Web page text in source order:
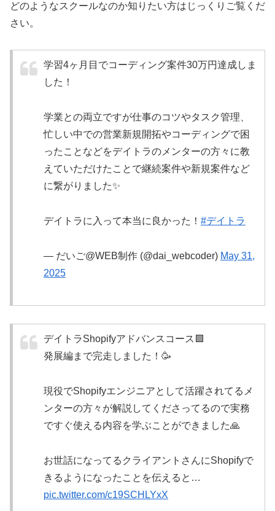
どのようなスクールなのか知りたい方はじっくりご覧くだ
さい。
学習4ヶ月目でコーディング案件30万円達成しま
した！
学業との両立ですが仕事のコツやタスク管理、
忙しい中での営業新規開拓やコーディングで困
ったことなどをデイトラのメンターの方々に教
えていただけたことで継続案件や新規案件など
に繋がりました✨
デイトラに入って本当に良かった！ #デイトラ
— だいご@WEB制作 (@dai_webcoder) May 31,
2025
デイトラShopifyアドバンスコース🟩
発展編まで完走しました！🥳
現役でShopifyエンジニアとして活躍されてるメ
ンターの方々が解説してくださってるので実務
ですぐ使える内容を学ぶことができました🙏
お世話になってるクライアントさんにShopifyで
きるようになったことを伝えると…
pic.twitter.com/c19SCHLYxX